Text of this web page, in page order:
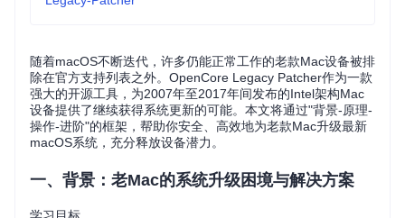
随着macOS不断迭代，许多仍能正常工作的老款Mac设备被排
除在官方支持列表之外。OpenCore Legacy Patcher作为一款
强大的开源工具，为2007年至2017年间发布的Intel架构Mac
设备提供了继续获得系统更新的可能。本文将通过"背景-原理-
操作-进阶"的框架，帮助你安全、高效地为老款Mac升级最新
macOS系统，充分释放设备潜力。
一、背景：老Mac的系统升级困境与解决方案